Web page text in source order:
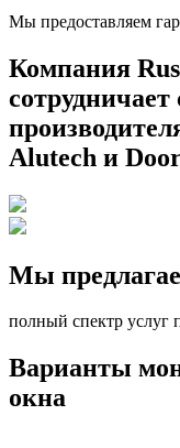
Мы предоставляем
Компания
Alutech и
Мы
полный спектр услуг
Варианты
окна